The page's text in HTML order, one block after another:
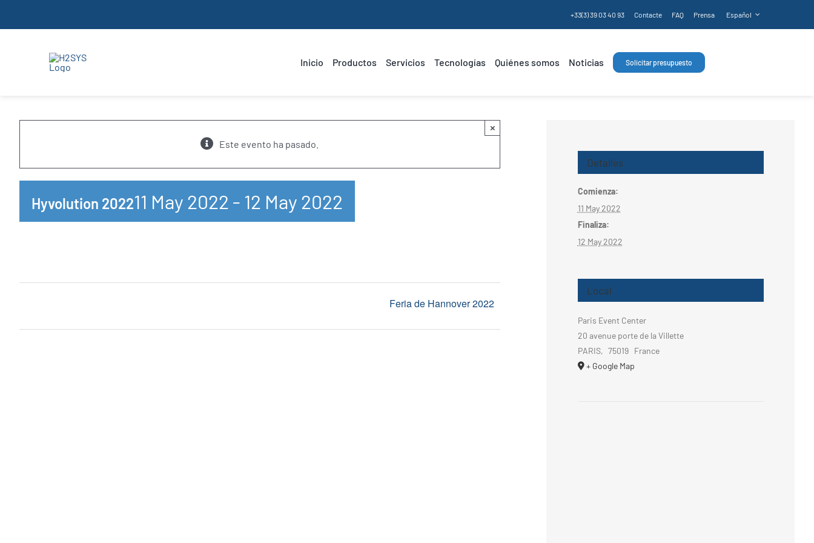
+33(3) 39 03 40 93 Contacte FAQ Prensa Español
Inicio Productos Servicios Tecnologías Quiénes somos Noticias Solicitar presupuesto
Este evento ha pasado.
×
Hyvolution 202211 May 2022 - 12 May 2022
Feria de Hannover 2022
Detalles
Comienza:
11 May 2022
Finaliza:
12 May 2022
Local
Paris Event Center
20 avenue porte de la Villette
PARIS, 75019 France
+ Google Map